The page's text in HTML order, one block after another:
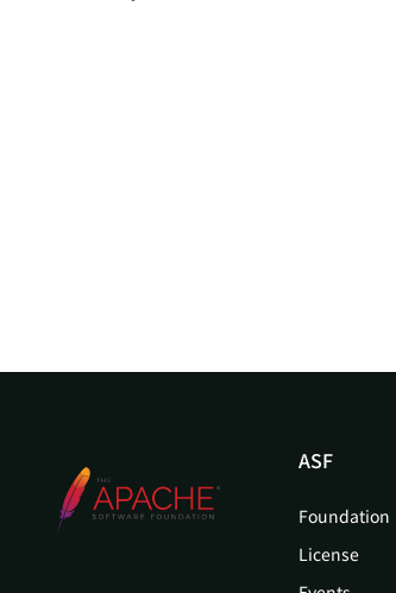
ASF
Foundation
License